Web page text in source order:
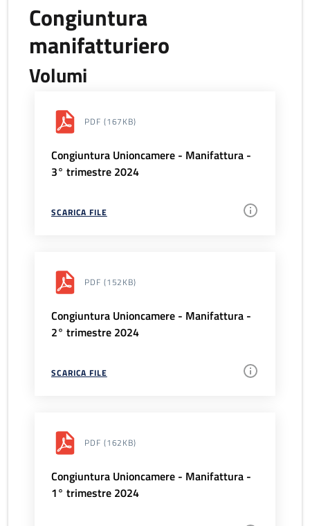
Congiuntura
manifatturiero
Volumi
PDF (167KB)
Congiuntura Unioncamere - Manifattura -
3° trimestre 2024
SCARICA FILE
PDF (152KB)
Congiuntura Unioncamere - Manifattura -
2° trimestre 2024
SCARICA FILE
PDF (162KB)
Congiuntura Unioncamere - Manifattura -
1° trimestre 2024